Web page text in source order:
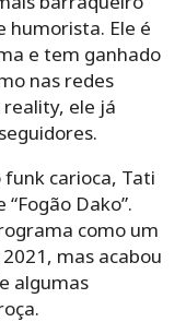
humorista. Ele é
e tem ganhado
nas redes
ele já
carioca, Tati
Dako”.
como um
mas acabou
algumas